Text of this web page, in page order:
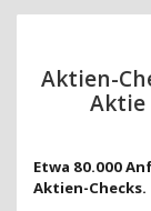
Aktien-
Aktie
Etwa 80.000
Aktien-Checks.